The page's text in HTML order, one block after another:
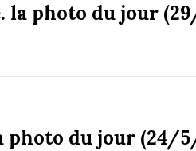
la photo du jour
photo du jour (24/